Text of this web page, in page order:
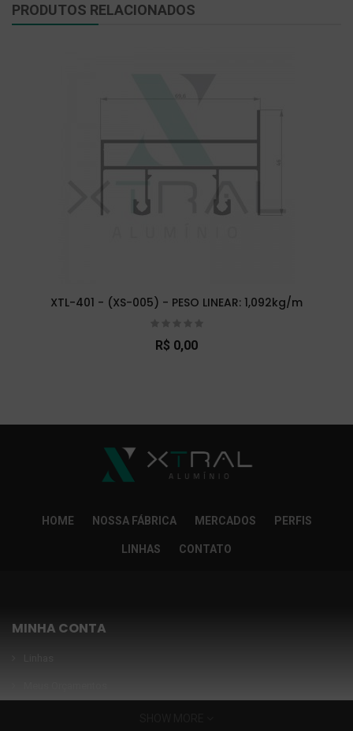
PRODUTOS RELACIONADOS
XTL-401 - (XS-005) - PESO LINEAR: 1,092kg/m
R$ 0,00
HOME NOSSA FÁBRICA MERCADOS PERFIS
LINHAS CONTATO
MINHA CONTA